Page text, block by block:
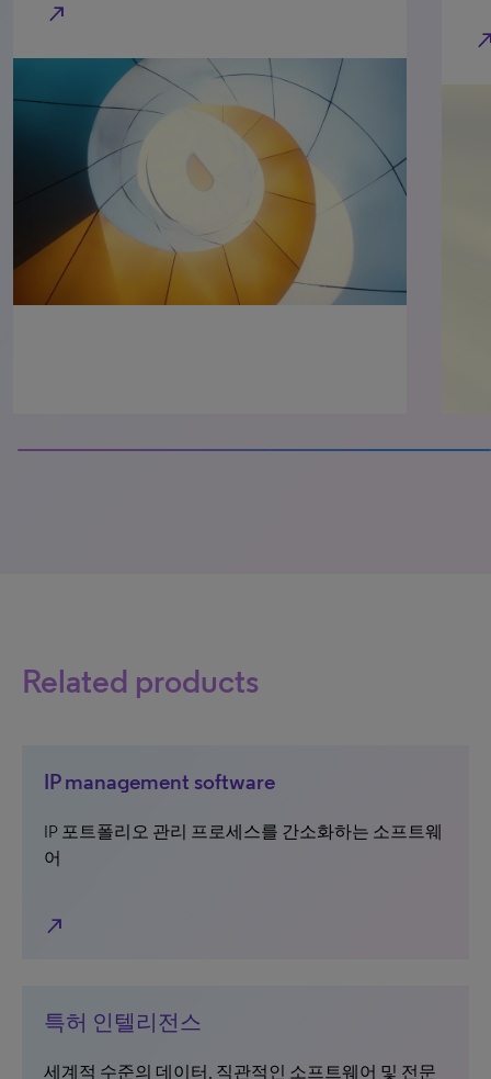
north_east
Related products
IP management software
IP 포트폴리오 관리 프로세스를 간소화하는 소프트웨
어
north_east
특허 인텔리전스
세계적 수준의 데이터, 직관적인 소프트웨어 및 전문